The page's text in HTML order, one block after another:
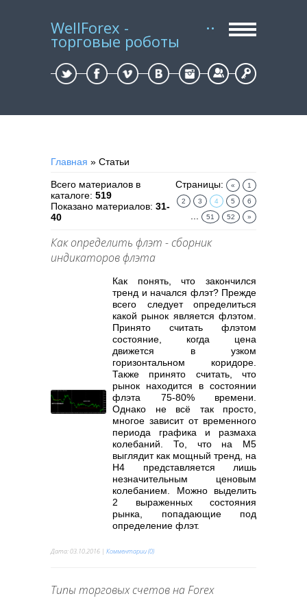
WellForex -
торговые роботы
Регистрация
Главная » Статьи
Всего материалов в
каталоге: 519
Показано материалов: 31-
40
Страницы: « 1
2 3 4 5 6
51 52 »
Как определить флэт - сборник
индикаторов флэта
Как понять, что закончился
тренд и начался флэт? Прежде
всего следует определиться
какой рынок является флэтом.
Принято считать флэтом
состояние, когда цена
движется в узком
горизонтальном коридоре.
Также принято считать, что
рынок находится в состоянии
флэта 75-80% времени.
Однако не всё так просто,
многое зависит от временного
периода графика и размаха
колебаний. То, что на М5
выглядит как мощный тренд, на
Н4 представляется лишь
незначительным ценовым
колебанием. Можно выделить
2 выраженных состояния
рынка, попадающие под
определение флэт.
Дата:03.10.2016 | Комментарии (0)
Типы торговых счетов на Forex